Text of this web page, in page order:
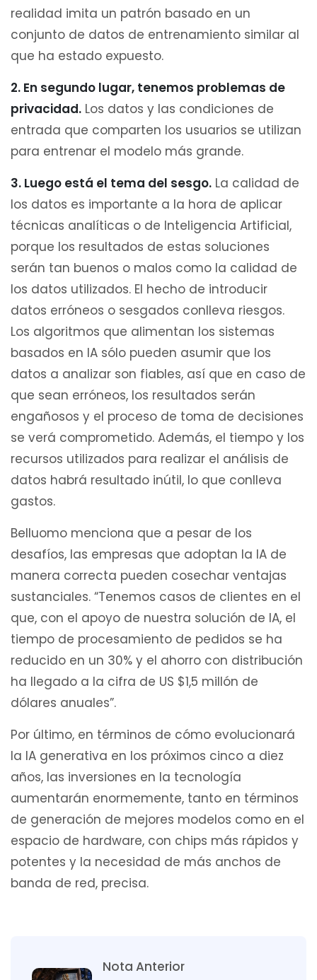
realidad imita un patrón basado en un
conjunto de datos de entrenamiento similar al
que ha estado expuesto.
2. En segundo lugar, tenemos problemas de
privacidad. Los datos y las condiciones de
entrada que comparten los usuarios se utilizan
para entrenar el modelo más grande.
3. Luego está el tema del sesgo. La calidad de
los datos es importante a la hora de aplicar
técnicas analíticas o de Inteligencia Artificial,
porque los resultados de estas soluciones
serán tan buenos o malos como la calidad de
los datos utilizados. El hecho de introducir
datos erróneos o sesgados conlleva riesgos.
Los algoritmos que alimentan los sistemas
basados en IA sólo pueden asumir que los
datos a analizar son fiables, así que en caso de
que sean erróneos, los resultados serán
engañosos y el proceso de toma de decisiones
se verá comprometido. Además, el tiempo y los
recursos utilizados para realizar el análisis de
datos habrá resultado inútil, lo que conlleva
gastos.
Belluomo menciona que a pesar de los
desafíos, las empresas que adoptan la IA de
manera correcta pueden cosechar ventajas
sustanciales. “Tenemos casos de clientes en el
que, con el apoyo de nuestra solución de IA, el
tiempo de procesamiento de pedidos se ha
reducido en un 30% y el ahorro con distribución
ha llegado a la cifra de US $1,5 millón de
dólares anuales”.
Por último, en términos de cómo evolucionará
la IA generativa en los próximos cinco a diez
años, las inversiones en la tecnología
aumentarán enormemente, tanto en términos
de generación de mejores modelos como en el
espacio de hardware, con chips más rápidos y
potentes y la necesidad de más anchos de
banda de red, precisa.
Nota Anterior